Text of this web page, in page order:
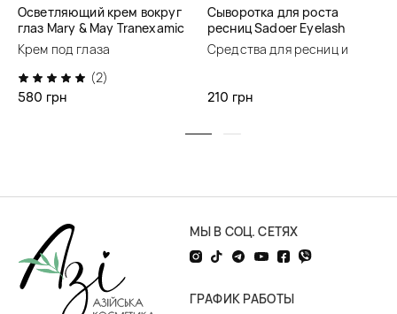
Осветляющий крем вокруг
глаз Mary & May Tranexamic
Acid + Glutathione Eye
Cream
Крем под глаза
(2)
580 грн
Сыворотка для роста
ресниц Sadoer Eyelash
Length Nourish Growth
Serum
Средства для ресниц и
210 грн
МЫ В СОЦ. СЕТЯХ
ГРАФИК РАБОТЫ